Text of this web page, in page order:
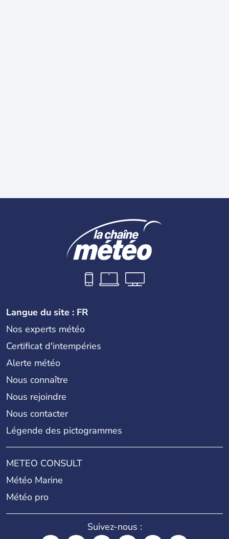
Langue du site : FR
Nos experts météo
Certificat d'intempéries
Alerte météo
Nous connaître
Nous rejoindre
Nous contacter
Légende des pictogrammes
METEO CONSULT
Météo Marine
Météo pro
Suivez-nous :